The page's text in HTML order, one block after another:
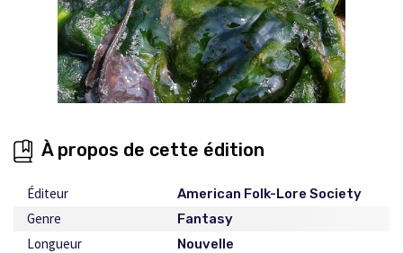
À propos de cette édition
Éditeur American Folk-Lore Society
Genre Fantasy
Longueur Nouvelle